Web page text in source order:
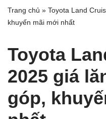
Trang chủ » Toyota Land
khuyến mãi mới nhất
Toyota
2025 giá
góp,